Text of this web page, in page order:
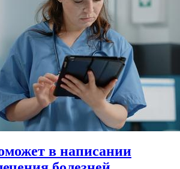
в написании